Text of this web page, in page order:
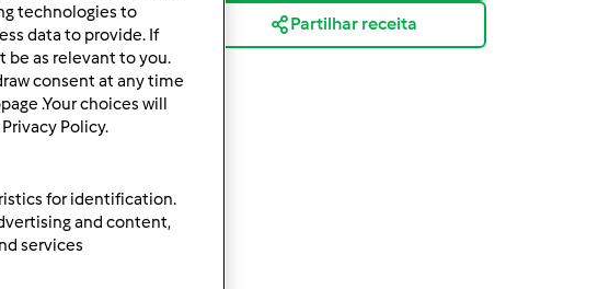
Partilhar receita
technologies to
data to provide. If
be as relevant to you.
consent at any time
.Your choices will
Policy.
for identification.
and content,
services